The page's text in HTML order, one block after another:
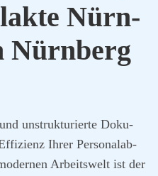
Nürn­
Nürn­berg
unstruk­tu­rier­te Doku­
Ihrer Per­so­nal­ab­
Arbeits­welt ist der